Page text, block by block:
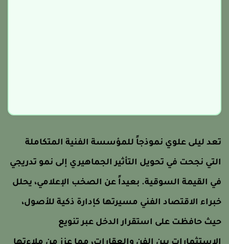
ليلى علوي نموذجاً للمؤسسة الفنية المتكاملة
نجحت في تحويل التأثير الجماهيري إلى نمو تدريجي
القيمة السوقية. بعيداً عن الصخب الإعلامي، يحلل
الاقتصاد الفني مسيرتها كإدارة ذكية للأصول،
حافظت على استقرار الدخل عبر تنويع